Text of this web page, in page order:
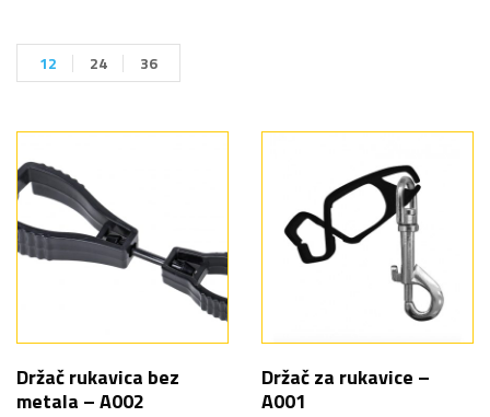
12 24 36
Držač rukavica bez
metala – A002
Držač za rukavice –
A001